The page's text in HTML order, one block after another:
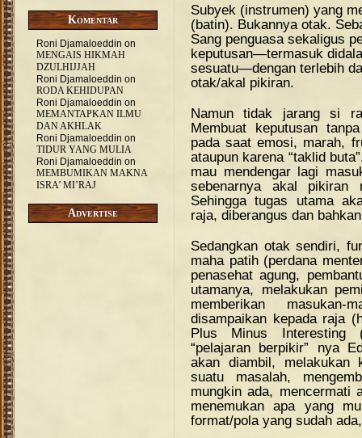
Komentar
Roni Djamaloeddin on
MENGAIS HIKMAH
DZULHIJJAH
Roni Djamaloeddin on
RODA KEHIDUPAN
Roni Djamaloeddin on
MEMANTAPKAN ILMU
DAN AKHLAK
Roni Djamaloeddin on
TIDUR YANG MULIA
Roni Djamaloeddin on
MEMBUMIKAN MAKNA
ISRA’ MI’RAJ
Advertise
Subyek (instrumen) yang
(batin). Bukannya otak.
Sang penguasa sekaligus
keputusan—termasuk
sesuatu—dengan terlebih
otak/akal pikiran.
Namun tidak jarang si
Membuat keputusan
pada saat emosi, marah,
ataupun karena “taklid
mau mendengar lagi
sebenarnya akal pikiran
Sehingga tugas utama
raja, diberangus dan
Sedangkan otak sendiri,
maha patih (perdana
penasehat agung,
utamanya, melakukan
memberikan
disampaikan kepada raja
Plus Minus Interesting
“pelajaran berpikir” nya
akan diambil, melakukan
suatu masalah,
mungkin ada, mencermati
menemukan apa yang
format/pola yang sudah